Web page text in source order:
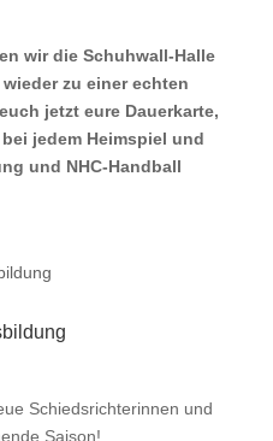
wir die Schuhwall-Halle
zu einer echten
jetzt eure Dauerkarte,
jedem Heimspiel und
und NHC-Handball
Schiedsrichterinnen und
Saison!